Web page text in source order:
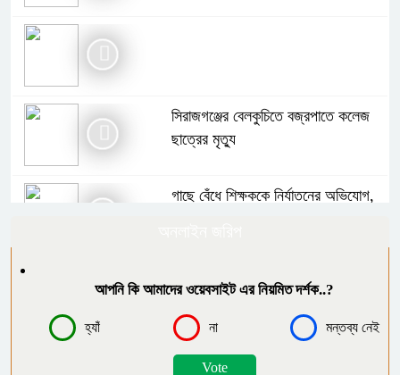
সিরাজগঞ্জের বেলকুচিতে বজ্রপাতে কলেজ
ছাত্রের মৃত্যু
গাছে বেঁধে শিক্ষককে নির্যাতনের অভিযোগ,
সংঘবদ্ধ ধর্ষণ ৫ কিশোরের বিরুদ্ধে মামলা,
আটক-৩
গাইবান্ধায় বৃষ্টিকে উপেক্ষা করে যথাযোগ্য
আপনি কি আমাদের ওয়েবসাইট এর নিয়মিত দর্শক..?
হ্যাঁ না মন্তব্য নেই